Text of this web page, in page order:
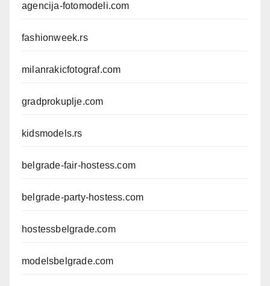
agencija-fotomodeli.com
fashionweek.rs
milanrakicfotograf.com
gradprokuplje.com
kidsmodels.rs
belgrade-fair-hostess.com
belgrade-party-hostess.com
hostessbelgrade.com
modelsbelgrade.com